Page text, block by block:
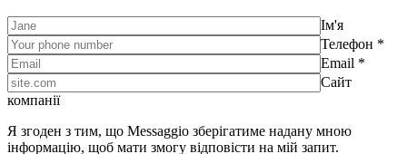
Ім'я
Телефон *
Email *
Сайт
компанії
Я згоден з тим, що Messaggio зберігатиме надану мною
інформацію, щоб мати змогу відповісти на мій запит.